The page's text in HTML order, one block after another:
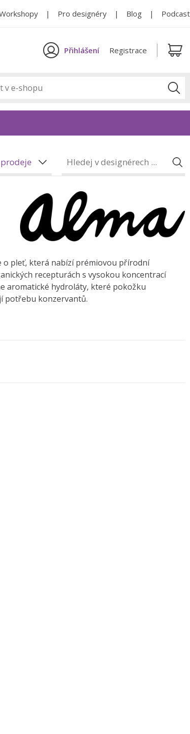
Pro designéry Blog Podcast
Přihlášení Registrace
o pleť, která nabízí prémiovou přírodní
recepturách s vysokou koncentrací
aromatické hydroláty, které pokožku
potřebu konzervantů.